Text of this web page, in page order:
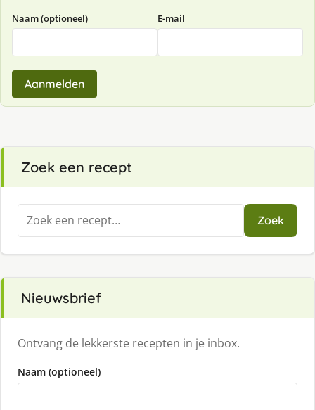
Naam (optioneel) E-mail
Aanmelden
Zoek een recept
Zoeken
naar:
Zoek
Nieuwsbrief
Ontvang de lekkerste recepten in je inbox.
Naam (optioneel)